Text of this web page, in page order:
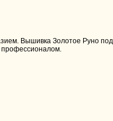
Вышивка Золотое Руно
профессионалом.